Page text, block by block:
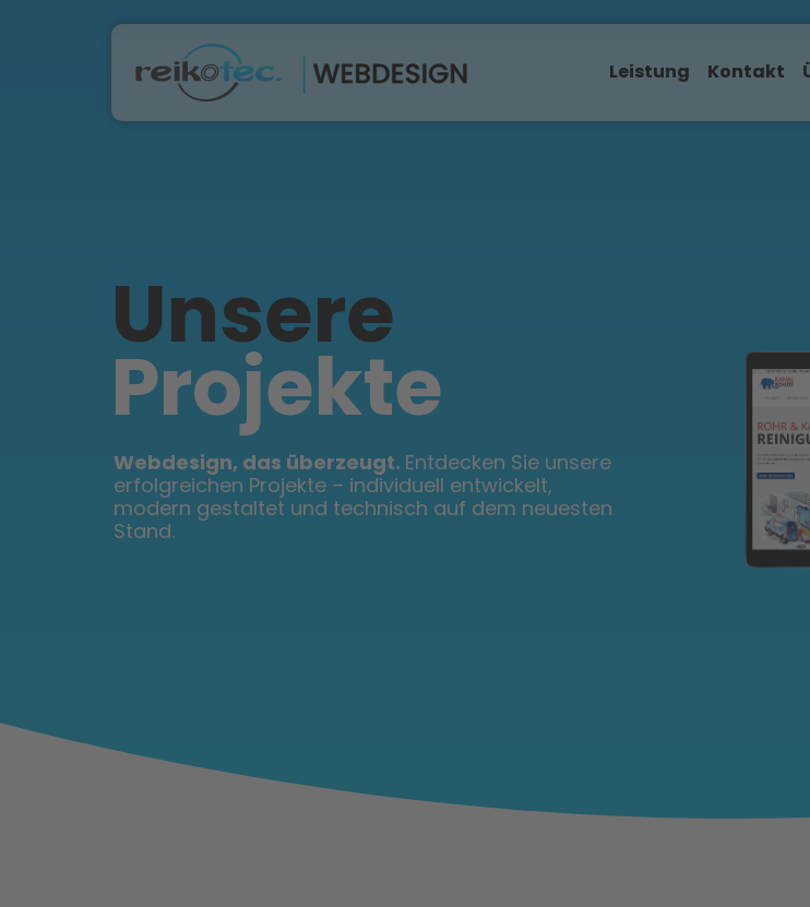
Leistung Kontakt
Unsere
Projekte
Webdesign, das überzeugt. Entdecken Sie unsere
erfolgreichen Projekte – individuell entwickelt,
modern gestaltet und technisch auf dem neuesten
Stand.